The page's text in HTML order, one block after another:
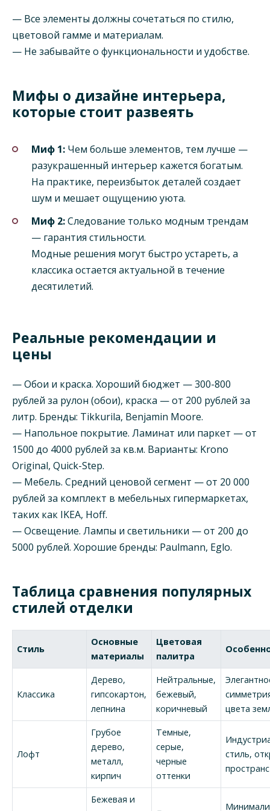
— Все элементы должны сочетаться по стилю,
цветовой гамме и материалам.
— Не забывайте о функциональности и удобстве.
Мифы о дизайне интерьера,
которые стоит развеять
Миф 1: Чем больше элементов, тем лучше —
разукрашенный интерьер кажется богатым.
На практике, переизбыток деталей создает
шум и мешает ощущению уюта.
Миф 2:Следование только модным трендам
— гарантия стильности.
Модные решения могут быстро устареть, а
классика остается актуальной в течение
десятилетий.
Реальные рекомендации и
цены
— Обои и краска. Хороший бюджет — 300-800
рублей за рулон (обои), краска — от 200 рублей за
литр. Бренды: Tikkurila, Benjamin Moore.
— Напольное покрытие. Ламинат или паркет — от
1500 до 4000 рублей за кв.м. Варианты: Krono
Original, Quick-Step.
— Мебель. Средний ценовой сегмент — от 20 000
рублей за комплект в мебельных гипермаркетах,
таких как IKEA, Hoff.
— Освещение. Лампы и светильники — от 200 до
5000 рублей. Хорошие бренды: Paulmann, Eglo.
Таблица сравнения популярных
стилей отделки
Стиль
Основные
материалы
Цветовая
палитра
Классика
Дерево,
гипсокартон,
лепнина
Нейтральные,
бежевый,
коричневый
цвета
Лофт
Грубое
дерево,
металл,
кирпич
Темные,
серые,
черные
оттенки
стиль,
Бежевая и